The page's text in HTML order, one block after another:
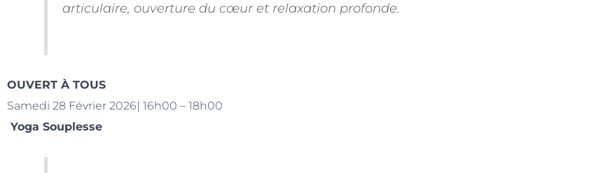
articulaire, ouverture du cœur et relaxation profonde.
OUVERT À TOUS
Samedi 28 Février 2026| 16h00 – 18h00
Yoga Souplesse